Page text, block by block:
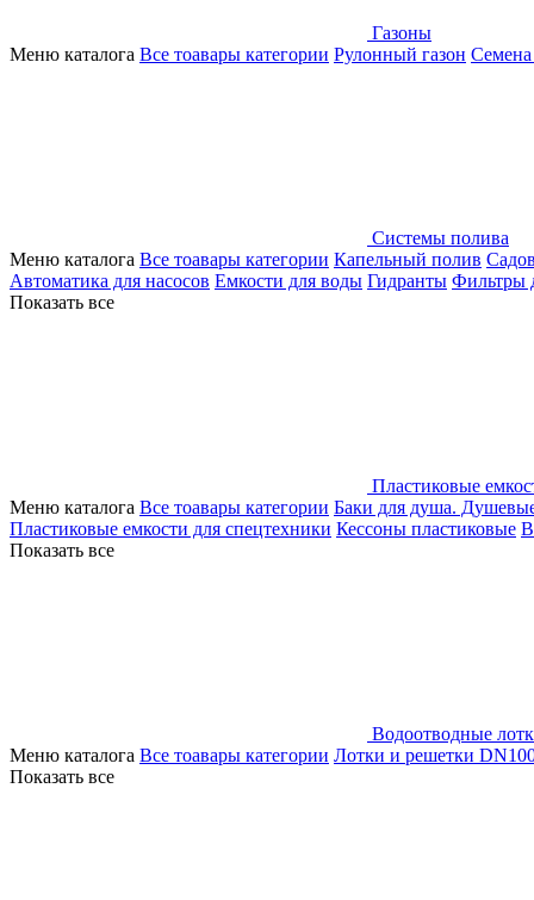
Газоны
Меню каталога Все тоавары категории Рулонный газон Семена
Системы полива
Меню каталога Все тоавары категории Капельный полив
Автоматика для насосов Емкости для воды Гидранты Фильтры
Показать все
Пластиковые
Меню каталога Все тоавары категории Баки для душа.
Пластиковые емкости для спецтехники Кессоны пластиковые
Показать все
Водоотводные
Меню каталога Все тоавары категории Лотки и решетки
Показать все